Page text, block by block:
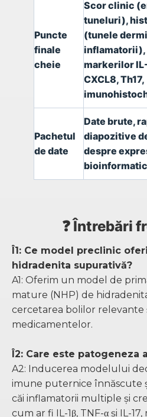
Puncte
finale
cheie
Scor clinic
tuneluri),
(tunele
inflamatorii),
markerilor IL-
CXCL8, Th17,
Pachetul
de date
Date brute,
diapozitive
despre
❓ Întrebări
Î1: Ce model preclinic
hidradenita supurativă?
A1: Oferim un model de
mature (NHP) de
cercetarea bolilor relevante
medicamentelor.
Î2: Care este patogeneza
A2: Inducerea modelului
imune puternice înnăscute
căi inflamatorii multiple și
cum ar fi IL-1β, TNF-α și IL-